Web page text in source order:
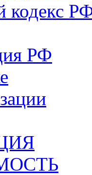
кодекс
РФ